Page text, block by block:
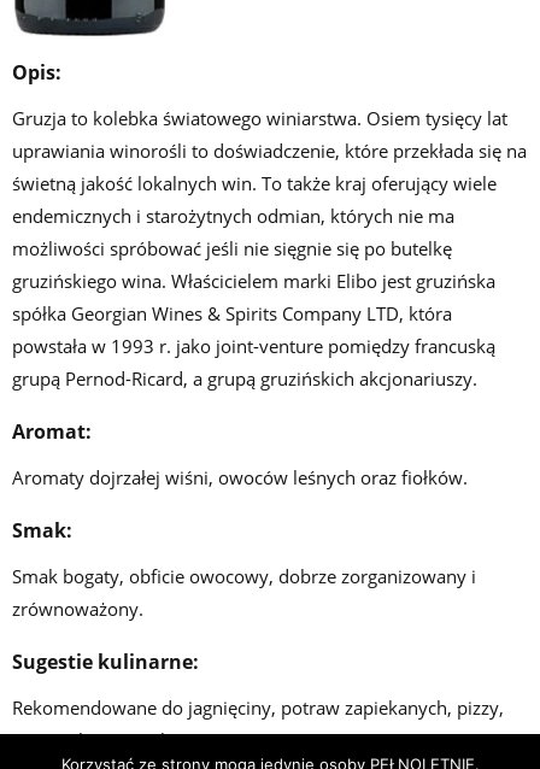
Opis:
Gruzja to kolebka światowego winiarstwa. Osiem tysięcy lat
uprawiania winorośli to doświadczenie, które przekłada się na
świetną jakość lokalnych win. To także kraj oferujący wiele
endemicznych i starożytnych odmian, których nie ma
możliwości spróbować jeśli nie sięgnie się po butelkę
gruzińskiego wina. Właścicielem marki Elibo jest gruzińska
spółka Georgian Wines & Spirits Company LTD, która
powstała w 1993 r. jako joint-venture pomiędzy francuską
grupą Pernod-Ricard, a grupą gruzińskich akcjonariuszy.
Aromat:
Aromaty dojrzałej wiśni, owoców leśnych oraz fiołków.
Smak:
Smak bogaty, obficie owocowy, dobrze zorganizowany i
zrównoważony.
Sugestie kulinarne:
Rekomendowane do jagnięciny, potraw zapiekanych, pizzy,
serów pleśniowych.
Korzystać ze strony mogą jedynie osoby PEŁNOLETNIE.